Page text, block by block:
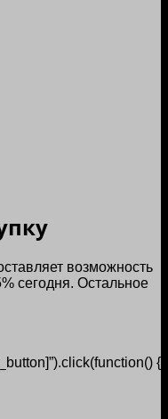
возможность
сегодня. Остальное
{